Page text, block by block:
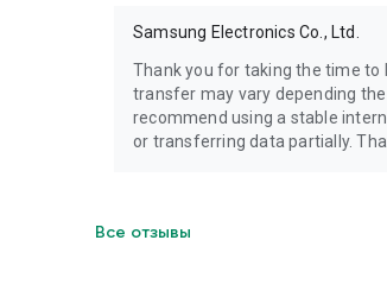
Samsung Electronics Co., Ltd.
Thank you for taking the time to
transfer may vary depending
recommend using a stable
or transferring data partially.
Все отзывы